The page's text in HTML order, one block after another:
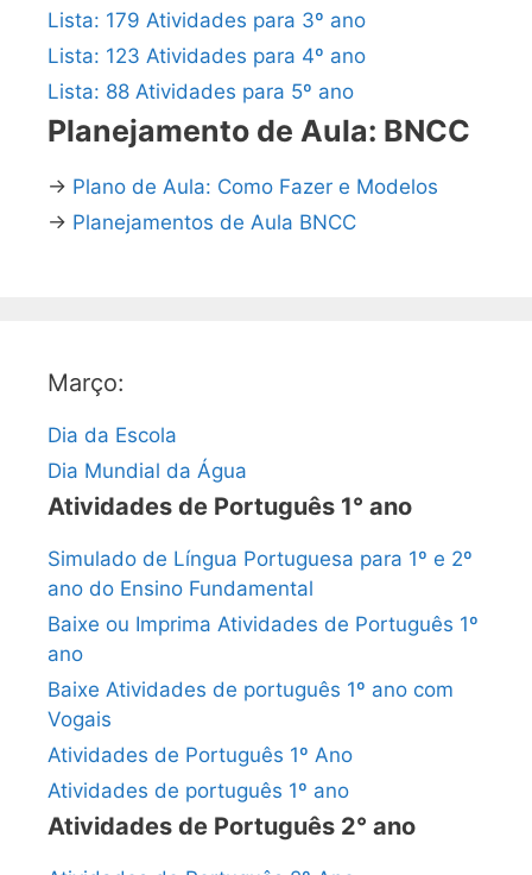
Lista: 179 Atividades para 3º ano
Lista: 123 Atividades para 4º ano
Lista: 88 Atividades para 5º ano
Planejamento de Aula: BNCC
→ Plano de Aula: Como Fazer e Modelos
→ Planejamentos de Aula BNCC
Março:
Dia da Escola
Dia Mundial da Água
Atividades de Português 1° ano
Simulado de Língua Portuguesa para 1º e 2º
ano do Ensino Fundamental
Baixe ou Imprima Atividades de Português 1º
ano
Baixe Atividades de português 1º ano com
Vogais
Atividades de Português 1º Ano
Atividades de português 1º ano
Atividades de Português 2° ano